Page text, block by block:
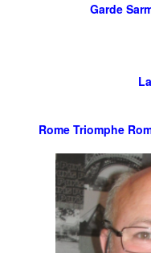
Garde
Rome Triomphe